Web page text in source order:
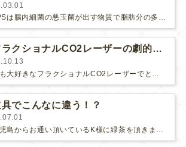
LPSは腸内細菌の悪玉菌が出す物質で脂肪分の多い食事をしていると悪玉菌が増え、多く分泌されるようになります。LPSは肥満を…
フラクショナルCO2レーザーの劇的美肌効果
でこんなに違う！？
鹿児島からお通い頂いているK様に緑茶を頂きました。遊びに来ていた母親にこのお茶を出したところ、紅茶用のポットを使って湯飲みにナ…